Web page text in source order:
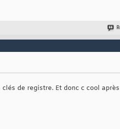
de registre. Et donc c cool